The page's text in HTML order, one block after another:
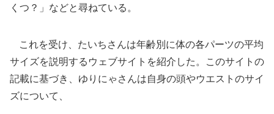
くつ？」などと尋ねている。
これを受け、たいちさんは年齢別に体の各パーツの平均
サイズを説明するウェブサイトを紹介した。このサイトの
記載に基づき、ゆりにゃさんは自身の頭やウエストのサイ
ズについて、